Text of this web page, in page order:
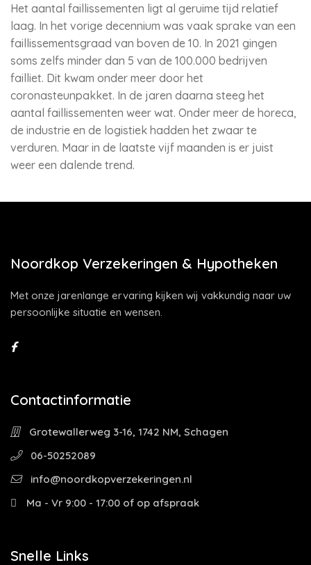
Het aantal faillissementen ligt al geruime tijd relatief
laag. In het vorige decennium was vaak sprake van een
faillissementsgraad van boven de 10. In 2021 gingen
soms zelfs minder dan 5 van de 100.000 bedrijven
failliet. Dit kwam onder meer door het
coronasteunpakket. In de jaren daarna steeg het
aantal faillissementen weer wat. Onder meer de horeca,
de industrie en de logistiek hadden het zwaar te
verduren. Maar in de laatste vijf maanden is er juist
weer een dalende trend.
Noordkop Verzekeringen & Hypotheken
Met onze jarenlange ervaring kijken wij vakkundig naar uw
persoonlijke situatie en wensen.
Contactinformatie
Grotewallerweg 3-16, 1742 NM, Schagen
06-50252089
info@noordkopverzekeringen.nl
Ma - Vr 9:00 - 17:00 of op afspraak
Snelle Links